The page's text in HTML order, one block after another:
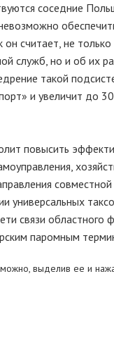
соседние
он считает, не
служб, но и об их
такой
и увеличит до
повысить
универсальных
связи
паромным
выделив ее и